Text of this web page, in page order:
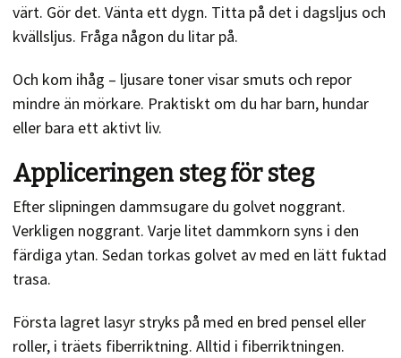
värt. Gör det. Vänta ett dygn. Titta på det i dagsljus och
kvällsljus. Fråga någon du litar på.
Och kom ihåg – ljusare toner visar smuts och repor
mindre än mörkare. Praktiskt om du har barn, hundar
eller bara ett aktivt liv.
Appliceringen steg för steg
Efter slipningen dammsugare du golvet noggrant.
Verkligen noggrant. Varje litet dammkorn syns i den
färdiga ytan. Sedan torkas golvet av med en lätt fuktad
trasa.
Första lagret lasyr stryks på med en bred pensel eller
roller, i träets fiberriktning. Alltid i fiberriktningen.